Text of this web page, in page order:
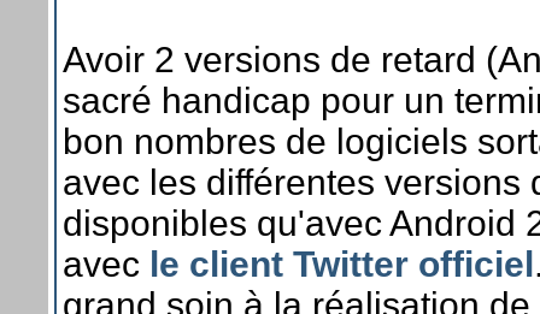
Avoir 2 versions de retard
sacré handicap pour un
bon nombres de logiciels
avec les différentes versions
disponibles qu'avec Android
avec le client Twitter officiel
grand soin à la réalisation